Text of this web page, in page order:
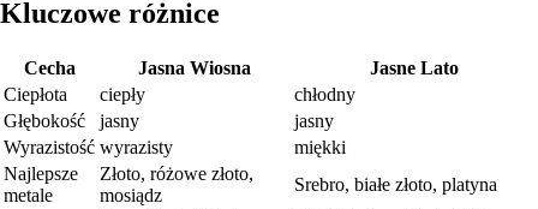
Kluczowe różnice
Cecha Jasna Wiosna
Jasne Lato
Ciepłota
ciepły
chłodny
Głębokość
jasny
jasny
Wyrazistość wyrazisty
miękki
Najlepsze
metale
Złoto, różowe złoto,
mosiądz
Srebro, białe złoto, platyna